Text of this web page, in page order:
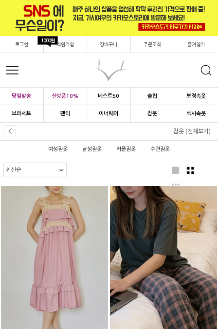
로그인 회원가입
1000원
장바구니 주문조회 즐겨찾기
당일발송 신상품10% 베스트50 슬립 보정속옷
브라세트 팬티 이너웨어 잠옷 섹시속옷
잠옷 (전체보기)
여성잠옷 남성잠옷 커플잠옷 수면잠옷